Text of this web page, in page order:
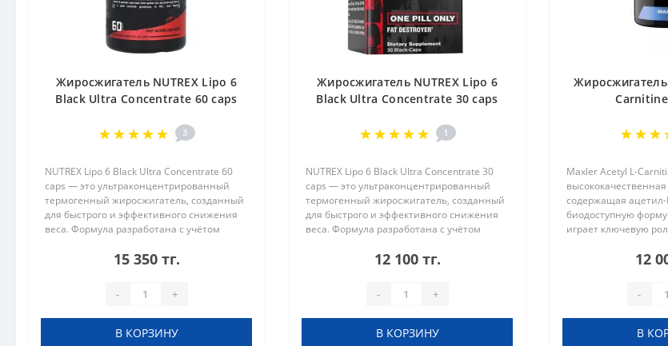
Жиросжигатель NUTREX Lipo 6
Black Ultra Concentrate 60 caps
3
NUTREX Lipo 6 Black Ultra Concentrate 60
caps — это ультраконцентрированный
термогенный жиросжигатель, созданный
для быстрого и эффективного снижения
веса. Формула разработана с учётом
веществ, которые помогают уско..
15 350 тг.
- +
В КОРЗИНУ
Жиросжигатель NUTREX Lipo 6
Black Ultra Concentrate 30 caps
1
NUTREX Lipo 6 Black Ultra Concentrate 30
caps — это ультраконцентрированный
термогенный жиросжигатель, созданный
для быстрого и эффективного снижения
веса. Формула разработана с учётом
веществ, которые помогают уско..
12 100 тг.
- +
В КОРЗИНУ
Maxler Acetyl L-
содержащая
биодоступную
играет ключевую
своей способности
12
-
В